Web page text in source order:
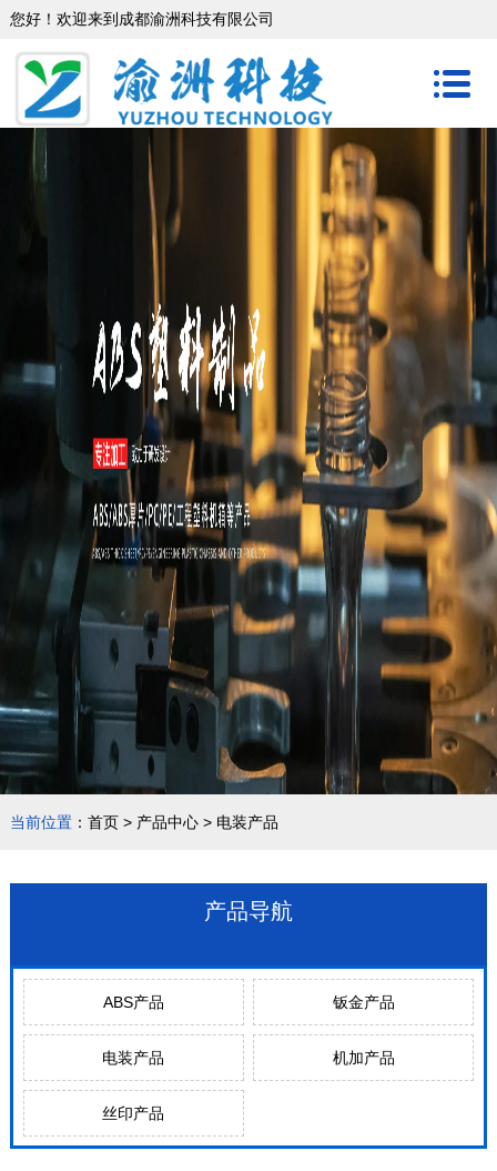
您好！欢迎来到成都渝洲科技有限公司
当前位置： 首页> 产品中心> 电装产品
产品导航
ABS产品 钣金产品
电装产品 机加产品
丝印产品